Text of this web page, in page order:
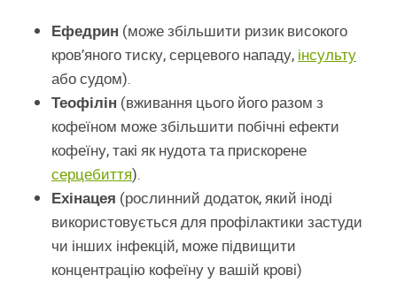
Ефедрин (може збільшити ризик високого
кров’яного тиску, серцевого нападу,інсульту
або судом).
Теофілін (вживання цього його разом з
кофеїном може збільшити побічні ефекти
кофеїну, такі як нудота та прискорене
серцебиття).
Ехінацея (рослинний додаток, який іноді
використовується для профілактики застуди
чи інших інфекцій, може підвищити
концентрацію кофеїну у вашій крові)